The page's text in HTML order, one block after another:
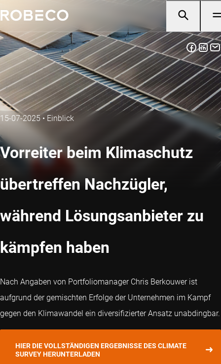
15-07-2025 • Einblick
Vorreiter beim Klimaschutz
übertreffen Nachzügler,
während Lösungsanbieter zu
kämpfen haben
Nach Angaben von Portfoliomanager Chris Berkouwer ist
aufgrund der gemischten Erfolge der Unternehmen im Kampf
gegen den Klimawandel ein diversifizierter Ansatz unabdingbar.
HIER DIE VOLLSTÄNDIGEN ERGEBNISSE DES CLIMATE
SURVEY HERUNTERLADEN